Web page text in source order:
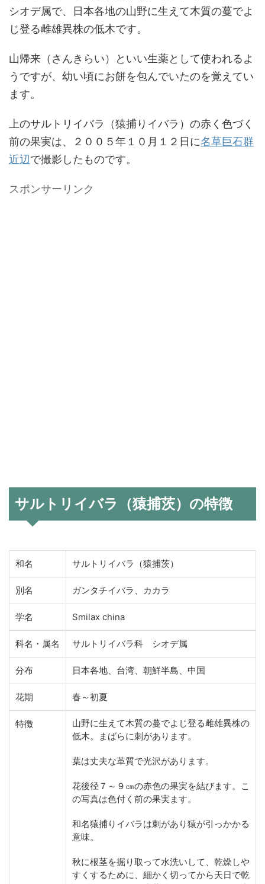
シオデ属で、日本各地の山野に生えて木質の蔓でよ
じ登る雌雄異株の低木です。
山帰来（さんきらい）といい生薬として使われるよ
うですが、幼い頃にお餅を包んでいたのを覚えてい
ます。
上のサルトリイバラ（猿捕りイバラ）の赤く色づく
前の果実は、２００５年１０月１２日に名草巨石群
近辺で撮影したものです。
スポンサーリンク
サルトリイバラ（猿捕茨）の特徴
和名 サルトリイバラ（猿捕茨）
別名 ガンタチイバラ、カカラ
学名 Smilax china
科名・属名 サルトリイバラ科 シオデ属
分布 日本各地、台湾、朝鮮半島、中国
花期 春～初夏
特徴
山野に生えて木質の蔓でよじ登る雌雄異株の
低木。まばらに刺があります。
葉は丈夫な革質で光沢があります。
花後径７～９㎝の赤色の果実を結びます。こ
の写真は色付く前の果実ます。
和名猿捕りイバラは刺があり猿が引っかかる
意味。
秋に根茎を掘り取って水洗いして、乾燥しや
すくするために、細かく切ってから天日で乾